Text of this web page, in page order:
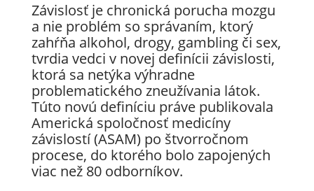
Závislosť je chronická porucha mozgu
a nie problém so správaním, ktorý
zahŕňa alkohol, drogy, gambling či sex,
tvrdia vedci v novej definícii závislosti,
ktorá sa netýka výhradne
problematického zneužívania látok.
Túto novú definíciu práve publikovala
Americká spoločnosť medicíny
závislostí (ASAM) po štvorročnom
procese, do ktorého bolo zapojených
viac než 80 odborníkov.